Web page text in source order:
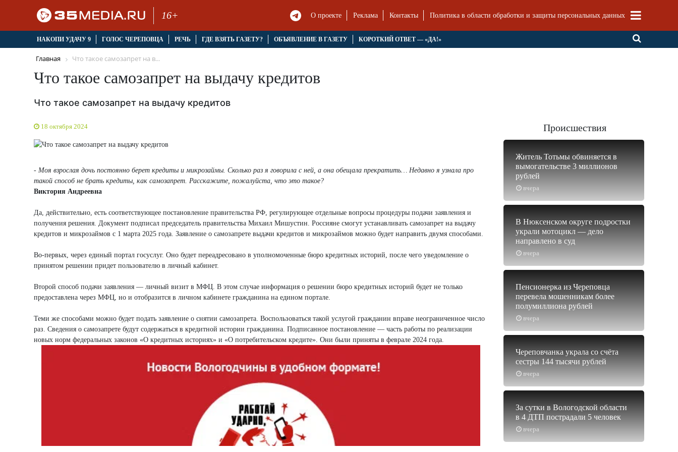
16+ О проекте Реклама Контакты Политика в области обработки и защиты персональных данных
НАКОПИ УДАЧУ 9 ГОЛОС ЧЕРЕПОВЦА РЕЧЬ ГДЕ ВЗЯТЬ ГАЗЕТУ? ОБЪЯВЛЕНИЕ В ГАЗЕТУ КОРОТКИЙ ОТВЕТ — «ДА!»
Главная Что такое самозапрет на в...
Что такое самозапрет на выдачу кредитов
Что такое самозапрет на выдачу кредитов
18 октября 2024
- Моя взрослая дочь постоянно берет кредиты и микрозаймы. Сколько раз я говорила с ней, а она обещала прекратить… Недавно я узнала про
такой способ не брать кредиты, как самозапрет. Расскажите, пожалуйста, что это такое?
Виктория Андреевна
Да, действительно, есть соответствующее постановление правительства РФ, регулирующее отдельные вопросы процедуры подачи заявления и
получения решения. Документ подписал председатель правительства Михаил Мишустин. Россияне смогут устанавливать самозапрет на выдачу
кредитов и микрозаймов с 1 марта 2025 года. Заявление о самозапрете выдачи кредитов и микрозаймов можно будет направить двумя способами.
Во-первых, через единый портал госуслуг. Оно будет переадресовано в уполномоченные бюро кредитных историй, после чего уведомление о
принятом решении придет пользователю в личный кабинет.
Второй способ подачи заявления — личный визит в МФЦ. В этом случае информация о решении бюро кредитных историй будет не только
предоставлена через МФЦ, но и отобразится в личном кабинете гражданина на едином портале.
Теми же способами можно будет подать заявление о снятии самозапрета. Воспользоваться такой услугой гражданин вправе неограниченное число
раз. Сведения о самозапрете будут содержаться в кредитной истории гражданина. Подписанное постановление — часть работы по реализации
новых норм федеральных законов «О кредитных историях» и «О потребительском кредите». Они были приняты в феврале 2024 года.
Происшествия
вчера
Житель Тотьмы обвиняется в
вымогательстве 3 миллионов
рублей
вчера
В Нюксенском округе подростки
украли мотоцикл — дело
направлено в суд
вчера
Пенсионерка из Череповца
перевела мошенникам более
полумиллиона рублей
вчера
Череповчанка украла со счёта
сестры 144 тысячи рублей
вчера
За сутки в Вологодской области
в 4 ДТП пострадали 5 человек